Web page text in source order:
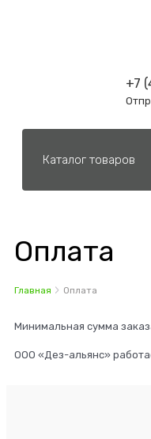
+7
Каталог товаров
Оплата
Главная Оплата
Минимальная сумма
ООО «Дез-альянс»